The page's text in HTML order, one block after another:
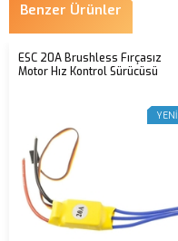
Benzer Ürünler
ESC 20A Brushless Fırçasız
Motor Hız Kontrol Sürücüsü
YENI